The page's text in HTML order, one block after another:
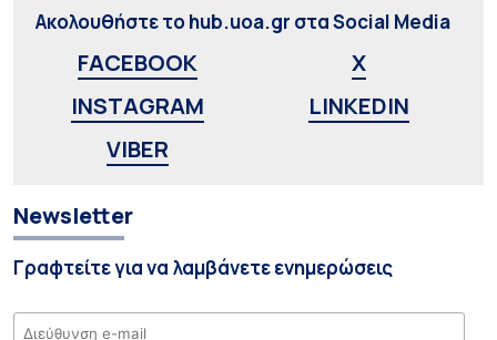
Ακολουθήστε το hub.uoa.gr στα Social Media
FACEBOOK
X
INSTAGRAM
LINKEDIN
VIBER
Newsletter
Γραφτείτε για να λαμβάνετε ενημερώσεις